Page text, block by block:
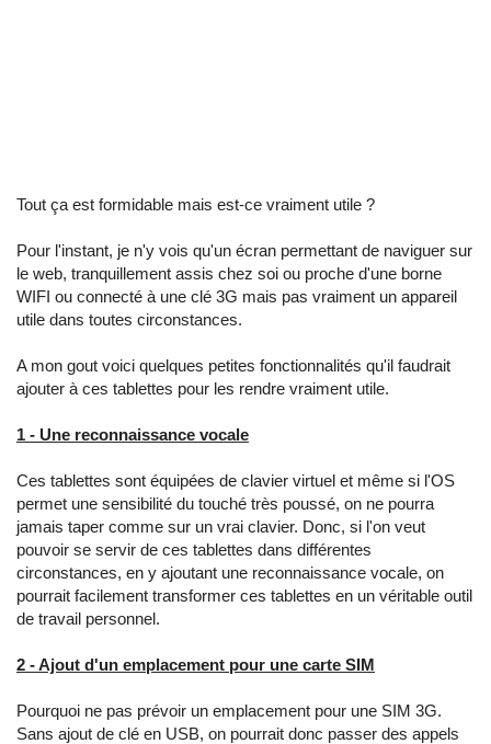
Tout ça est formidable mais est-ce vraiment utile ?
Pour l'instant, je n'y vois qu'un écran permettant de naviguer sur
le web, tranquillement assis chez soi ou proche d'une borne
WIFI ou connecté à une clé 3G mais pas vraiment un appareil
utile dans toutes circonstances.
A mon gout voici quelques petites fonctionnalités qu'il faudrait
ajouter à ces tablettes pour les rendre vraiment utile.
1 - Une reconnaissance vocale
Ces tablettes sont équipées de clavier virtuel et même si l'OS
permet une sensibilité du touché très poussé, on ne pourra
jamais taper comme sur un vrai clavier. Donc, si l'on veut
pouvoir se servir de ces tablettes dans différentes
circonstances, en y ajoutant une reconnaissance vocale, on
pourrait facilement transformer ces tablettes en un véritable outil
de travail personnel.
2 - Ajout d'un emplacement pour une carte SIM
Pourquoi ne pas prévoir un emplacement pour une SIM 3G.
Sans ajout de clé en USB, on pourrait donc passer des appels